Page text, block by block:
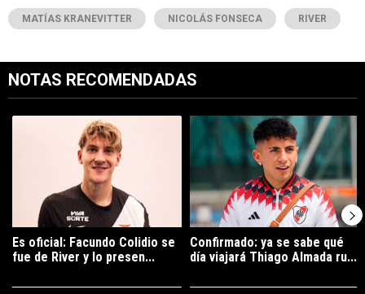
MATÍAS KRANEVITTER NICOLÁS FONSECA RIVER
NOTAS RECOMENDADAS
Un artículo de tendencia con el título "Es oficial: Facundo Colidio
Es oficial: Facundo Colidio se
fue de River y lo presen...
Un artículo de tendencia con el
Confirmado: ya se sabe qué
día viajará Thiago Almada ru...